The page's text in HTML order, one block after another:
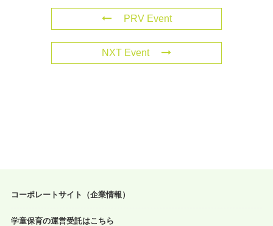
PRV Event
NXT Event
コーポレートサイト（企業情報）
学童保育の運営受託はこちら